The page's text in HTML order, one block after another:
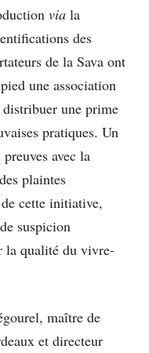
via la
des
de la Sava ont
une association
distribuer une prime
pratiques. Un
avec la
plaintes
cette initiative,
suspicion
la qualité du vivre-
maître de
et directeur